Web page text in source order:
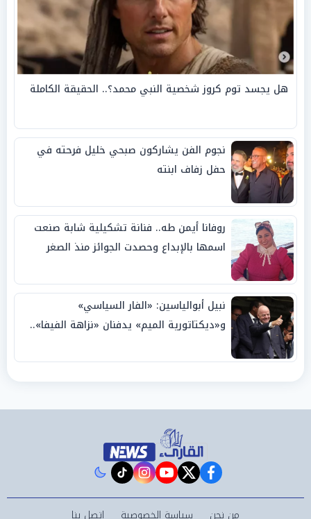
هل يجسد توم كروز شخصية النبي محمد؟.. الحقيقة الكاملة
نجوم الفن يشاركون صبحي خليل فرحته في
حفل زفاف ابنته
روفانا أيمن طه.. فنانة تشكيلية شابة صنعت
اسمها بالإبداع وحصدت الجوائز منذ الصغر
نبيل أبوالياسين: «الفار السياسي»
و«ديكتاتورية الميم» يدفنان «نزاهة الفيفا»..
facebook
twitter
youtube
instagram
tiktok